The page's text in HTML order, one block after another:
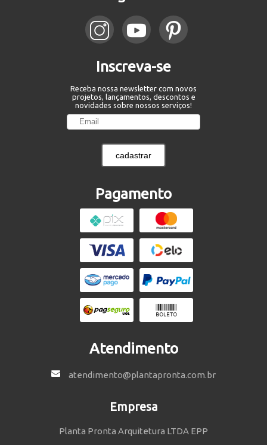
Inscreva-se
Receba nossa newsletter com novos
projetos, lançamentos, descontos e
novidades sobre nossos serviços!
cadastrar
Pagamento
Atendimento
atendimento@plantapronta.com.br
Empresa
Planta Pronta Arquitetura LTDA EPP